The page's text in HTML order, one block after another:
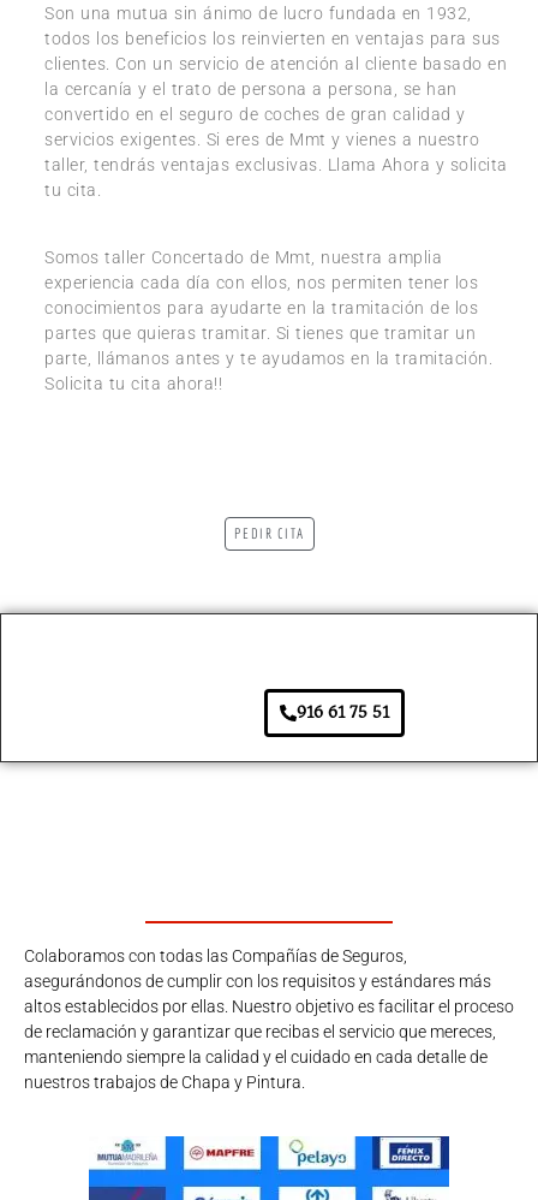
Son una mutua sin ánimo de lucro fundada en 1932,
todos los beneficios los reinvierten en ventajas para sus
clientes. Con un servicio de atención al cliente basado en
la cercanía y el trato de persona a persona, se han
convertido en el seguro de coches de gran calidad y
servicios exigentes. Si eres de Mmt y vienes a nuestro
taller, tendrás ventajas exclusivas. Llama Ahora y solicita
tu cita.
Somos taller Concertado de Mmt, nuestra amplia
experiencia cada día con ellos, nos permiten tener los
conocimientos para ayudarte en la tramitación de los
partes que quieras tramitar. Si tienes que tramitar un
parte, llámanos antes y te ayudamos en la tramitación.
Solicita tu cita ahora!!
PEDIR CITA
916 61 75 51
Colaboramos con todas las Compañías de Seguros,
asegurándonos de cumplir con los requisitos y estándares más
altos establecidos por ellas. Nuestro objetivo es facilitar el proceso
de reclamación y garantizar que recibas el servicio que mereces,
manteniendo siempre la calidad y el cuidado en cada detalle de
nuestros trabajos de Chapa y Pintura.